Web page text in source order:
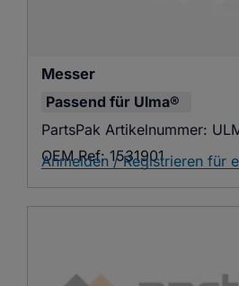
Messer
Passend für Ulma®
PartsPak Artikelnummer:
OEM Ref: 1531901
Anmelden / Registrieren für